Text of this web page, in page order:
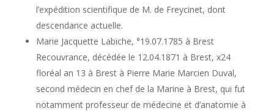
l’expédition scientifique de M. de Freycinet, dont
descendance actuelle.
Marie Jacquette Labiche, °19.07.1785 à Brest
Recouvrance, décédée le 12.04.1871 à Brest, x24
floréal an 13 à Brest à Pierre Marie Marcien Duval,
second médecin en chef de la Marine à Brest, qui fut
notamment professeur de médecine et d’anatomie à